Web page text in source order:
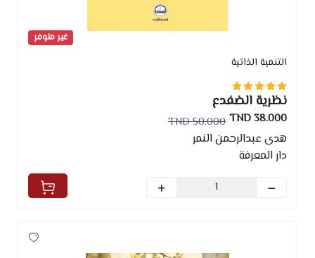
غير متوفر
التنمية الذاتية
نظرية الضفدع
38.000 TND
50.000 TND
هدى عبدالرحمن النمر
دار المعرفة